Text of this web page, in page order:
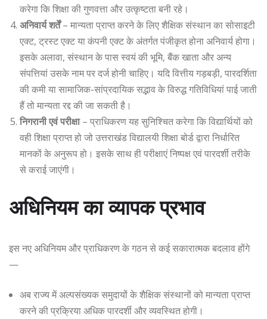
करेगा कि शिक्षा की गुणवत्ता और उत्कृष्टता बनी रहे।
अनिवार्य शर्तें– मान्यता प्राप्त करने के लिए शैक्षिक संस्थान का सोसाइटी
एक्ट, ट्रस्ट एक्ट या कंपनी एक्ट के अंतर्गत पंजीकृत होना अनिवार्य होगा।
इसके अलावा, संस्थान के पास स्वयं की भूमि, बैंक खाता और अन्य
संपत्तियां उसके नाम पर दर्ज होनी चाहिए। यदि वित्तीय गड़बड़ी, पारदर्शिता
की कमी या सामाजिक-सांप्रदायिक सद्भाव के विरुद्ध गतिविधियां पाई जाती
हैं तो मान्यता रद्द की जा सकती है।
निगरानी एवं परीक्षा– प्राधिकरण यह सुनिश्चित करेगा कि विद्यार्थियों को
वही शिक्षा प्राप्त हो जो उत्तराखंड विद्यालयी शिक्षा बोर्ड द्वारा निर्धारित
मानकों के अनुरूप हो। इसके साथ ही परीक्षाएं निष्पक्ष एवं पारदर्शी तरीके
से कराई जाएंगी।
अधिनियम का व्यापक प्रभाव
इस नए अधिनियम और प्राधिकरण के गठन से कई सकारात्मक बदलाव होंगे
—
अब राज्य में अल्पसंख्यक समुदायों के शैक्षिक संस्थानों को मान्यता प्राप्त
करने की प्रक्रिया अधिक पारदर्शी और व्यवस्थित होगी।